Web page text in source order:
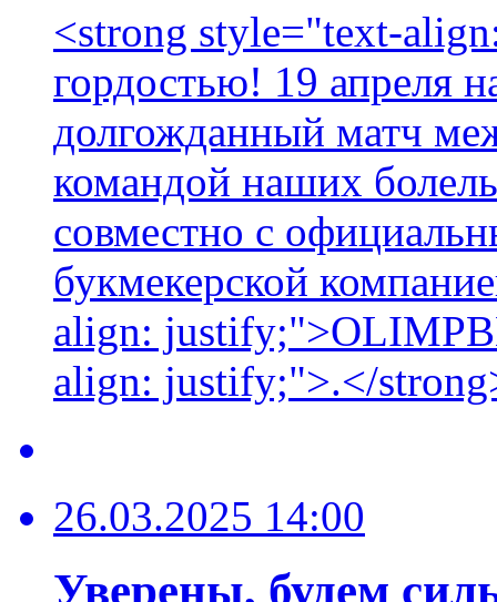
<strong style="text-
гордостью! 19 апреля
долгожданный матч
командой наших
совместно с
букмекерской
align:
align: justify;">.</
26.03.2025 14:00
Уверены, будем